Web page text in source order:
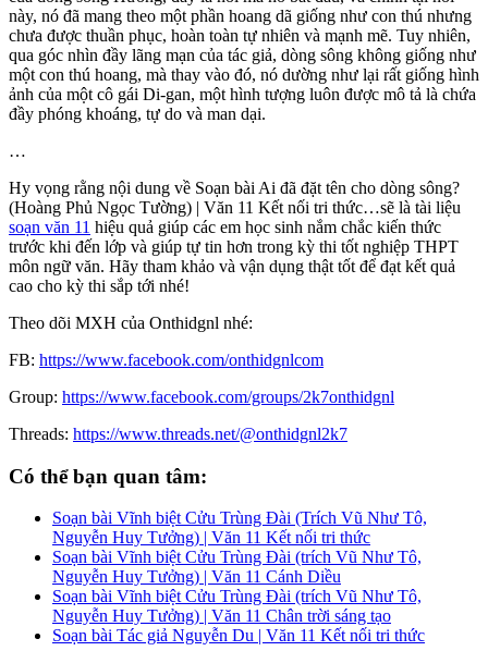
này, nó đã mang theo một phần hoang dã giống như con thú nhưng
chưa được thuần phục, hoàn toàn tự nhiên và mạnh mẽ. Tuy nhiên,
qua góc nhìn đầy lãng mạn của tác giả, dòng sông không giống như
một con thú hoang, mà thay vào đó, nó dường như lại rất giống hình
ảnh của một cô gái Di-gan, một hình tượng luôn được mô tả là chứa
đầy phóng khoáng, tự do và man dại.
…
Hy vọng rằng nội dung về Soạn bài Ai đã đặt tên cho dòng sông?
(Hoàng Phủ Ngọc Tường) | Văn 11 Kết nối tri thức…sẽ là tài liệu
soạn văn 11 hiệu quả giúp các em học sinh nắm chắc kiến thức
trước khi đến lớp và giúp tự tin hơn trong kỳ thi tốt nghiệp THPT
môn ngữ văn. Hãy tham khảo và vận dụng thật tốt để đạt kết quả
cao cho kỳ thi sắp tới nhé!
Theo dõi MXH của Onthidgnl nhé:
FB: https://www.facebook.com/onthidgnlcom
Group: https://www.facebook.com/groups/2k7onthidgnl
Threads: https://www.threads.net/@onthidgnl2k7
Có thể bạn quan tâm:
Soạn bài Vĩnh biệt Cửu Trùng Đài (Trích Vũ Như Tô,
Nguyễn Huy Tưởng) | Văn 11 Kết nối tri thức
Soạn bài Vĩnh biệt Cửu Trùng Đài (trích Vũ Như Tô,
Nguyễn Huy Tưởng) | Văn 11 Cánh Diều
Soạn bài Vĩnh biệt Cửu Trùng Đài (trích Vũ Như Tô,
Nguyễn Huy Tưởng) | Văn 11 Chân trời sáng tạo
Soạn bài Tác giả Nguyễn Du | Văn 11 Kết nối tri thức